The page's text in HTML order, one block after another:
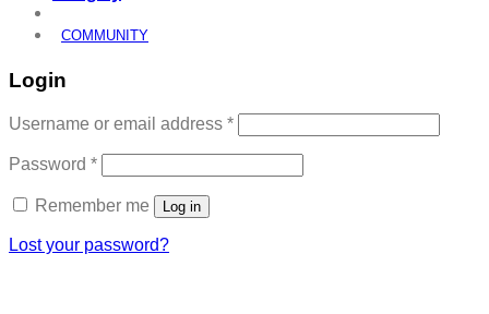
COMMUNITY
Login
Username or email address *Required
Password *Required
Remember me Log in
Lost your password?